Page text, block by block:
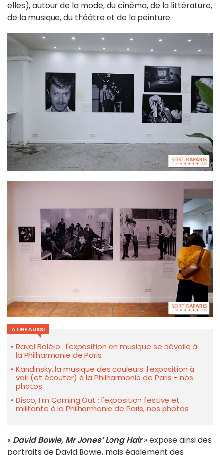
elles), autour de la mode, du cinéma, de la littérature,
de la musique, du théâtre et de la peinture.
À LIRE AUSSI
Ravel Boléro : l'exposition en musique se dévoile à
la Philharmonie de Paris
Kandinsky, la musique des couleurs: l'exposition à
voir (et écouter) à la Philharmonie de Paris - nos
photos
Disco, I’m Coming Out : l'exposition festive et
militante à la Philharmonie de Paris, nos photos
« David Bowie, Mr Jones’ Long Hair » expose ainsi des
portraits de David Bowie, mais également des